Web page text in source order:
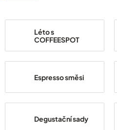
Léto s
COFFEESPOT
Espresso směsi
Degustační sady